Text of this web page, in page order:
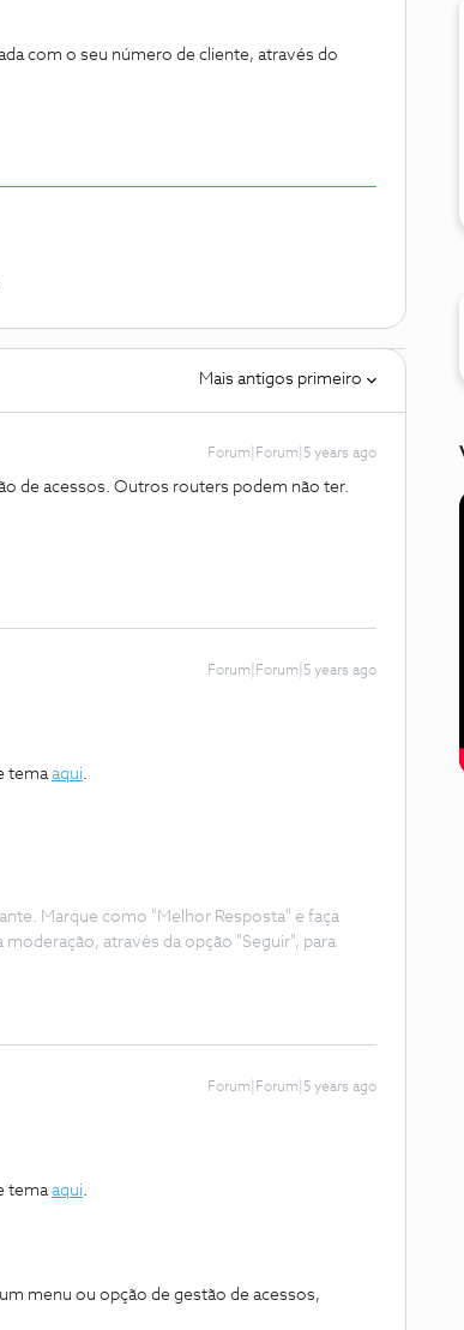
com o seu número de cliente, através do
Mais antigos primeiro
Forum|Forum|5 years ago
de acessos. Outros routers podem não ter.
Forum|Forum|5 years ago
temaaqui.
Marque como "Melhor Resposta" e faça
através da opção "Seguir", para
Forum|Forum|5 years ago
temaaqui.
menu ou opção de gestão de acessos,